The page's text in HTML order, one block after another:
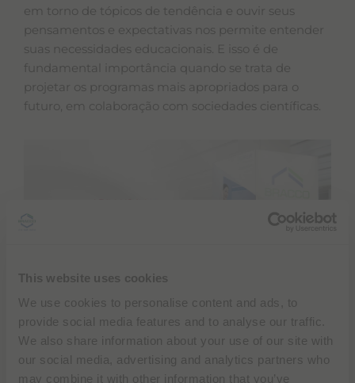
This website uses cookies
We use cookies to personalise content and ads, to
provide social media features and to analyse our traffic.
We also share information about your use of our site with
our social media, advertising and analytics partners who
may combine it with other information that you’ve
em torno de tópicos de tendência e ouvir seus
pensamentos e expectativas nos permite entender
suas necessidades educacionais. E isso é de
fundamental importância quando se trata de
projetar os programas mais apropriados para o
futuro, em colaboração com sociedades científicas.
Bolsas de estudo oferecem aos profissionais de
saúde oportunidades inestimáveispara ganhar
experiência prática em aplicações inovadoras, em
diversos ambientes clínicos, incluindo ambientes